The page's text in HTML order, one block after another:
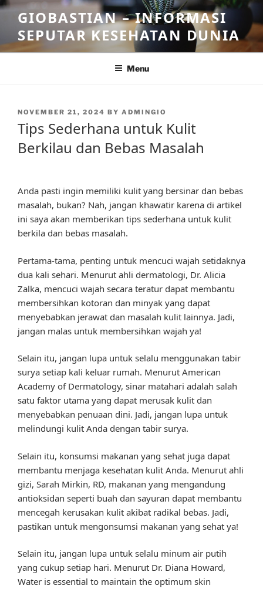
Skip
content
GIOBASTIAN – INFORMASI
SEPUTAR KESEHATAN DUNIA
Menu
POSTED
ON
NOVEMBER 21, 2024 BY ADMINGIO
Tips Sederhana untuk Kulit
Berkilau dan Bebas Masalah
Anda pasti ingin memiliki kulit yang bersinar dan bebas
masalah, bukan? Nah, jangan khawatir karena di artikel
ini saya akan memberikan tips sederhana untuk kulit
berkila dan bebas masalah.
Pertama-tama, penting untuk mencuci wajah setidaknya
dua kali sehari. Menurut ahli dermatologi, Dr. Alicia
Zalka, mencuci wajah secara teratur dapat membantu
membersihkan kotoran dan minyak yang dapat
menyebabkan jerawat dan masalah kulit lainnya. Jadi,
jangan malas untuk membersihkan wajah ya!
Selain itu, jangan lupa untuk selalu menggunakan tabir
surya setiap kali keluar rumah. Menurut American
Academy of Dermatology, sinar matahari adalah salah
satu faktor utama yang dapat merusak kulit dan
menyebabkan penuaan dini. Jadi, jangan lupa untuk
melindungi kulit Anda dengan tabir surya.
Selain itu, konsumsi makanan yang sehat juga dapat
membantu menjaga kesehatan kulit Anda. Menurut ahli
gizi, Sarah Mirkin, RD, makanan yang mengandung
antioksidan seperti buah dan sayuran dapat membantu
mencegah kerusakan kulit akibat radikal bebas. Jadi,
pastikan untuk mengonsumsi makanan yang sehat ya!
Selain itu, jangan lupa untuk selalu minum air putih
yang cukup setiap hari. Menurut Dr. Diana Howard,
Water is essential to maintain the optimum skin